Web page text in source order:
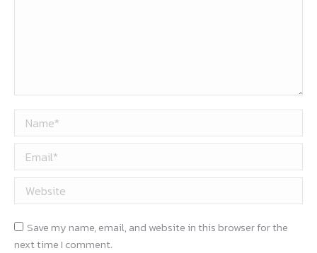
Name *
Email *
Website
Save my name, email, and website in this browser for the
next time I comment.